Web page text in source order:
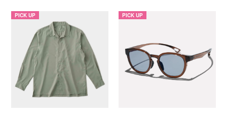
PICK UP PICK UP